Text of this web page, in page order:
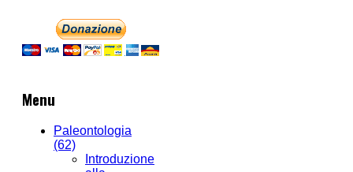
Menu
Paleontologia
(62)
Introduzione